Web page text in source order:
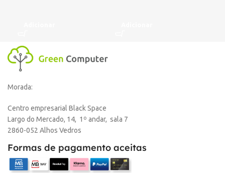
Morada:
Centro empresarial Black Space
Largo do Mercado, 14, 1º andar, sala 7
2860-052 Alhos Vedros
Formas de pagamento aceitas